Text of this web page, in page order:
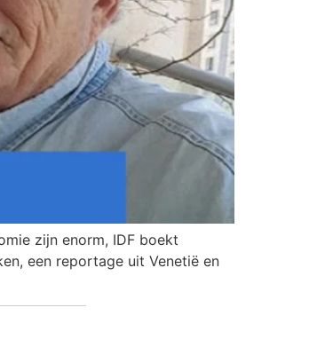
zijn enorm, IDF boekt
een reportage uit Venetië en